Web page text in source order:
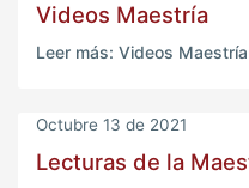
Videos Maestría
Leer más: Videos Maestría
Octubre 13 de 2021
Lecturas de la